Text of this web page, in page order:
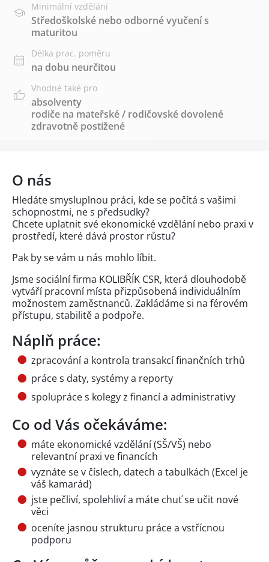
Minimální vzdělání
Středoškolské nebo odborné vyučení s
maturitou
Délka prac. poměru
na dobu neurčitou
Vhodné také pro
absolventy
rodiče na mateřské / rodičovské dovolené
zdravotně postižené
O nás
Hledáte smysluplnou práci, kde se počítá s vašimi
schopnostmi, ne s předsudky?
Chcete uplatnit své ekonomické vzdělání nebo praxi v
prostředí, které dává prostor růstu?
Pak by se vám u nás mohlo líbit.
Jsme sociální firma KOLIBŘÍK CSR, která dlouhodobě
vytváří pracovní místa přizpůsobená individuálním
možnostem zaměstnanců. Zakládáme si na férovém
přístupu, stabilitě a podpoře.
Náplň práce:
zpracování a kontrola transakcí finančních trhů
práce s daty, systémy a reporty
spolupráce s kolegy z financí a administrativy
Co od Vás očekáváme:
máte ekonomické vzdělání (SŠ/VŠ) nebo
relevantní praxi ve financích
vyznáte se v číslech, datech a tabulkách (Excel je
váš kamarád)
jste pečliví, spolehliví a máte chuť se učit nové
věci
oceníte jasnou strukturu práce a vstřícnou
podporu